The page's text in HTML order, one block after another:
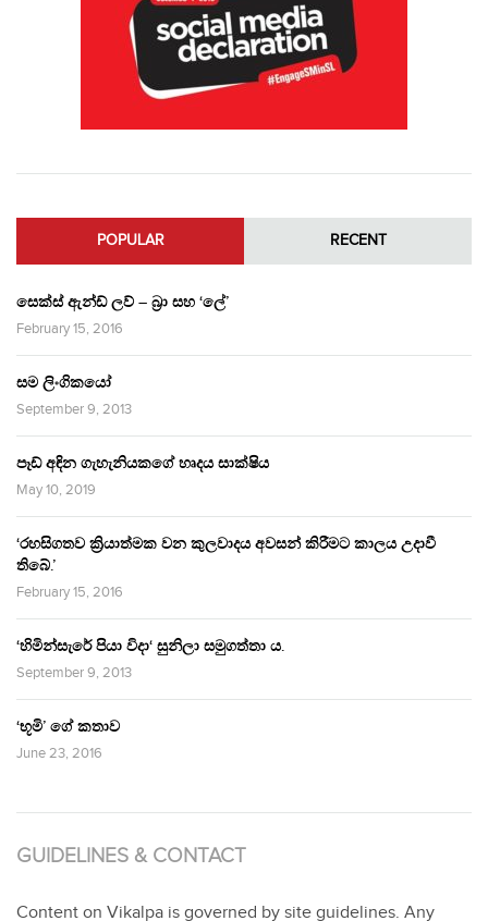
POPULAR RECENT
සෙක්ස් ඇන්ඩ් ලව් – බ්‍රා සහ ‘ලේ’
February 15, 2016
සම ලිංගිකයෝ
September 9, 2013
පෑඩ් අඳින ගැහැනියකගේ හෘදය සාක්ෂිය
May 10, 2019
‘රහසිගතව ක්‍රියාත්මක වන කුලවාදය අවසන් කිරීමට කාලය උදාවී
තිබේ.’
February 15, 2016
‘හිමින්සැරේ පියා විදා‘ සුනිලා සමුගත්තා ය.
September 9, 2013
‘භූමි’ ගේ කතාව
June 23, 2016
GUIDELINES & CONTACT
Content on Vikalpa is governed by site guidelines. Any